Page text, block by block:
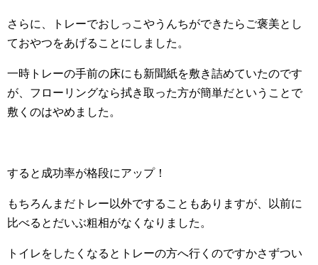
さらに、トレーでおしっこやうんちができたらご褒美とし
ておやつをあげることにしました。
一時トレーの手前の床にも新聞紙を敷き詰めていたのです
が、フローリングなら拭き取った方が簡単だということで
敷くのはやめました。
すると成功率が格段にアップ！
もちろんまだトレー以外ですることもありますが、以前に
比べるとだいぶ粗相がなくなりました。
トイレをしたくなるとトレーの方へ行くのですかさずつい